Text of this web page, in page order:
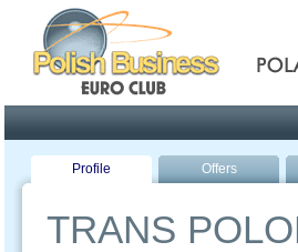
Profile Offers
TRANS